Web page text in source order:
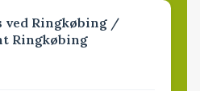
ved Ringkøbing /
Ringkøbing